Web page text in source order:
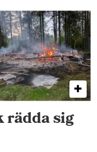
sig